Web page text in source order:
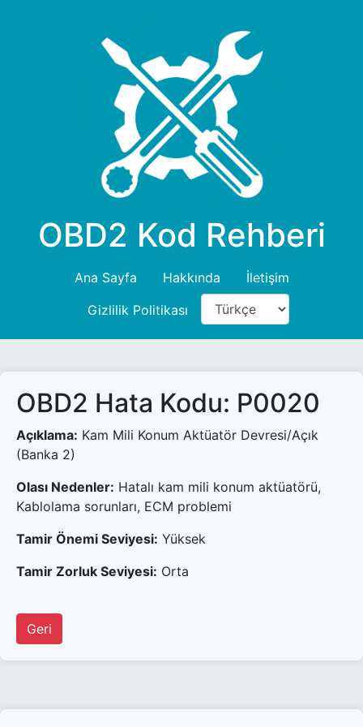
OBD2 Kod Rehberi
Ana Sayfa Hakkında
İletişim
Gizlilik Politikası
OBD2 Hata Kodu: P0020
Açıklama: Kam Mili Konum Aktüatör Devresi/Açık
(Banka 2)
Olası Nedenler: Hatalı kam mili konum aktüatörü,
Kablolama sorunları, ECM problemi
Tamir Önemi Seviyesi: Yüksek
Tamir Zorluk Seviyesi: Orta
Geri